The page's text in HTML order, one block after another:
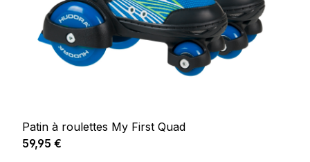
Patin à roulettes My First Quad
Prix régulier :
59,95 €